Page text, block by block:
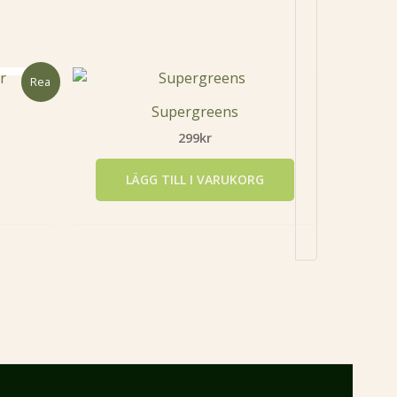
Rea
Supergreens
299kr
LÄGG TILL I VARUKORG